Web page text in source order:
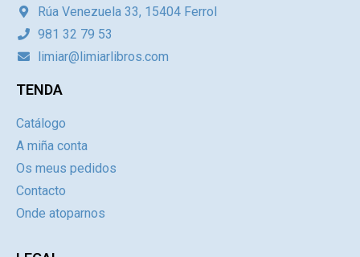
Rúa Venezuela 33, 15404 Ferrol
981 32 79 53
limiar@limiarlibros.com
TENDA
Catálogo
A miña conta
Os meus pedidos
Contacto
Onde atoparnos